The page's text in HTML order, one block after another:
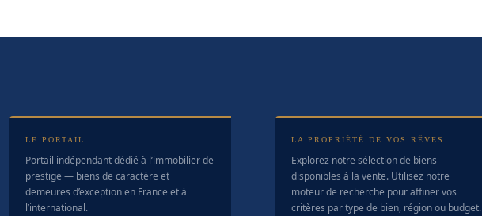
LE PORTAIL
Portail indépendant dédié à l’immobilier de
prestige — biens de caractère et
demeures d’exception en France et à
l’international.
LA PROPRIÉTÉ DE VOS RÊVES
Explorez notre sélection de biens
disponibles à la vente. Utilisez notre
moteur de recherche pour affiner vos
critères par type de bien, région ou budget.